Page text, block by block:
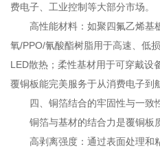
费电子、工业控制等大部分市场。
高性能材料：如聚四氟乙烯基
氧/PPO/氰酸酯树脂用于高速、低
LED散热；柔性基材用于可穿戴设
覆铜板能完美服务于从消费电子到
四、铜箔结合的牢固性与一致
铜箔与基材的结合力是覆铜板
高剥离强度：通过表面处理和